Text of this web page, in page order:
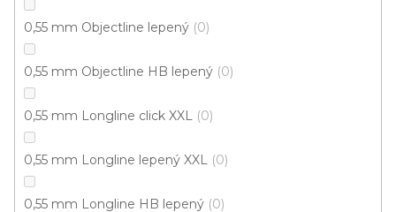
0,55 mm Objectline lepený 0
0,55 mm Objectline HB lepený 0
0,55 mm Longline click XXL 0
0,55 mm Longline lepený XXL 0
0,55 mm Longline HB lepený 0